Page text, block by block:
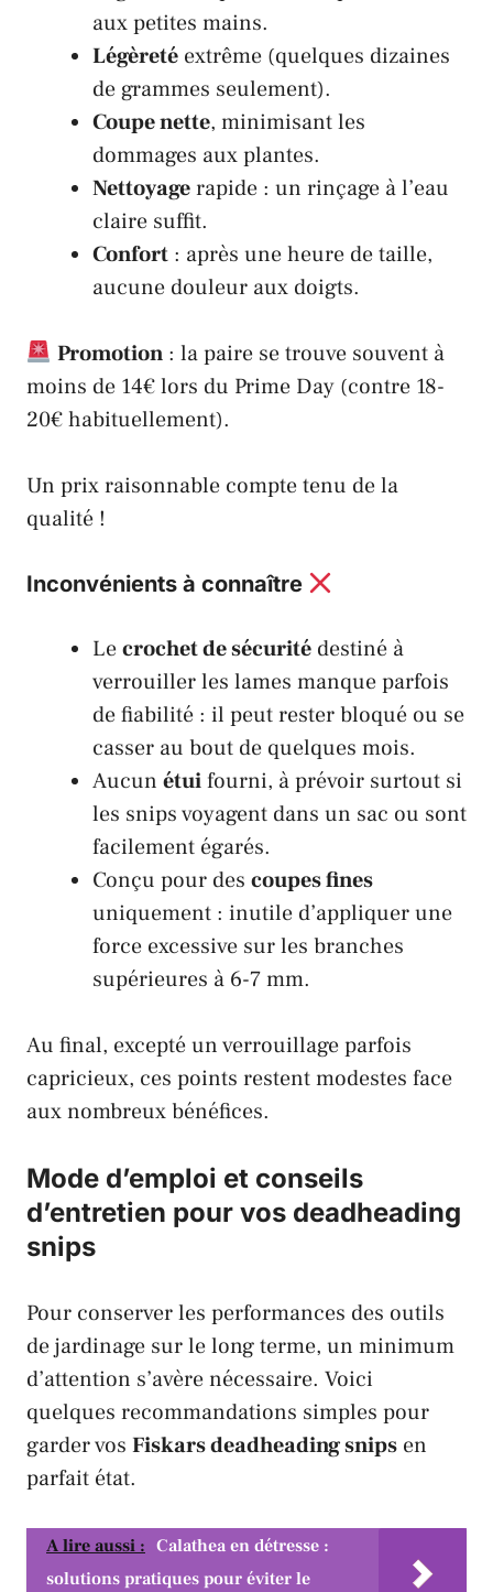
aux petites mains.
Légèreté extrême (quelques dizaines
de grammes seulement).
Coupe nette, minimisant les
dommages aux plantes.
Nettoyagerapide : un rinçage à l’eau
claire suffit.
Confort : après une heure de taille,
aucune douleur aux doigts.
Promotion: la paire se trouve souvent à
moins de 14€ lors du Prime Day (contre 18-
20€ habituellement).
Un prix raisonnable compte tenu de la
qualité !
Inconvénients à connaître
Lecrochet de sécurité destiné à
verrouiller les lames manque parfois
de fiabilité : il peut rester bloqué ou se
casser au bout de quelques mois.
Aucun étuifourni, à prévoir surtout si
les snips voyagent dans un sac ou sont
facilement égarés.
Conçu pour des coupes fines
uniquement : inutile d’appliquer une
force excessive sur les branches
supérieures à 6-7 mm.
Au final, excepté un verrouillage parfois
capricieux, ces points restent modestes face
aux nombreux bénéfices.
Mode d’emploi et conseils
d’entretien pour vos deadheading
snips
Pour conserver les performances des outils
de jardinage sur le long terme, un minimum
d’attention s’avère nécessaire. Voici
quelques recommandations simples pour
garder vos Fiskars deadheading snips en
parfait état.
A lire aussi : Calathea en détresse :
solutions pratiques pour éviter le